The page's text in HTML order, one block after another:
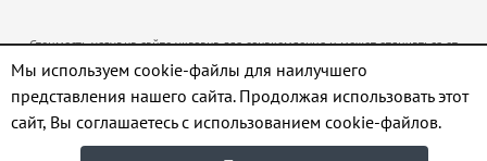
Стоимость услуг на сайте указана для ознакомления и может отличаться от
реальной. Точную стоимость уточняйте у оператора при вызове эвакуатора
Мы используем cookie-файлы для наилучшего
представления нашего сайта. Продолжая использовать этот
сайт, Вы соглашаетесь с использованием cookie-файлов.